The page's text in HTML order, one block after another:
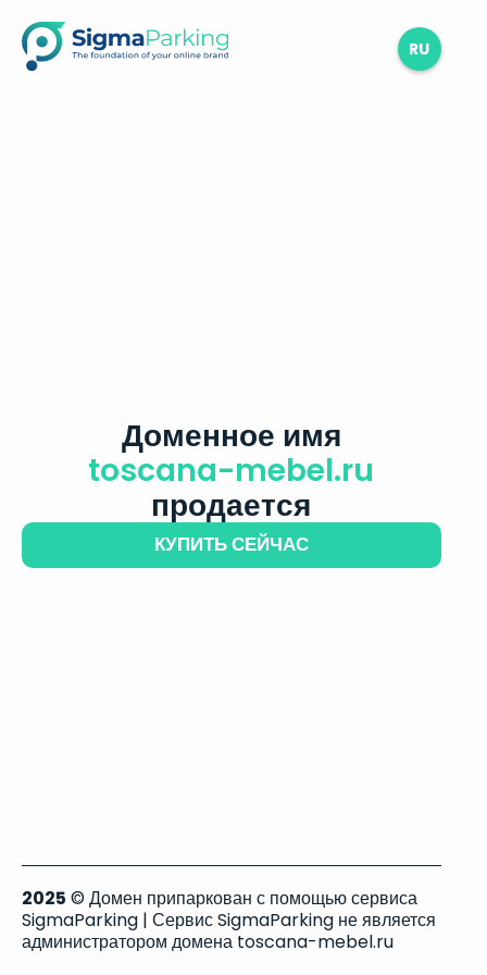
RU
Доменное имя
toscana-mebel.ru
продается
КУПИТЬ СЕЙЧАС
2025 © Домен припаркован с помощью сервиса
SigmaParking | Сервис SigmaParking не является
администратором домена toscana-mebel.ru